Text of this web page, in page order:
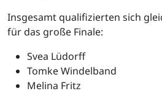
Insgesamt qualifizierten sich
für das große Finale:
Svea Lüdorff
Tomke Windelband
Melina Fritz